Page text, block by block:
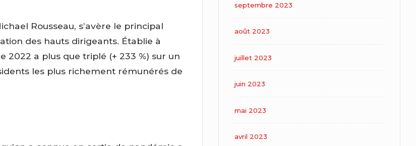
Rousseau, s’avère le principal
des hauts dirigeants. Établie à
2022 a plus que triplé (+ 233 %) sur un
les plus richement rémunérés de
septembre 2023
août 2023
juillet 2023
juin 2023
mai 2023
avril 2023